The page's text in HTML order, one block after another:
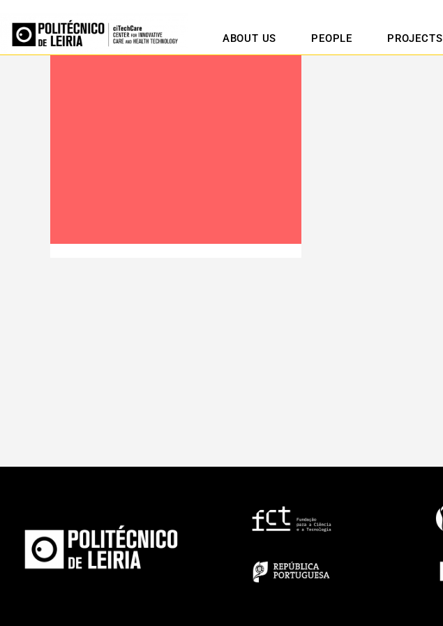
ABOUT US PEOPLE PROJECTS